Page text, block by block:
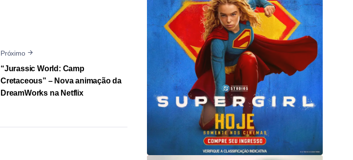
Próximo
“Jurassic World: Camp
Cretaceous” – Nova animação da
DreamWorks na Netflix